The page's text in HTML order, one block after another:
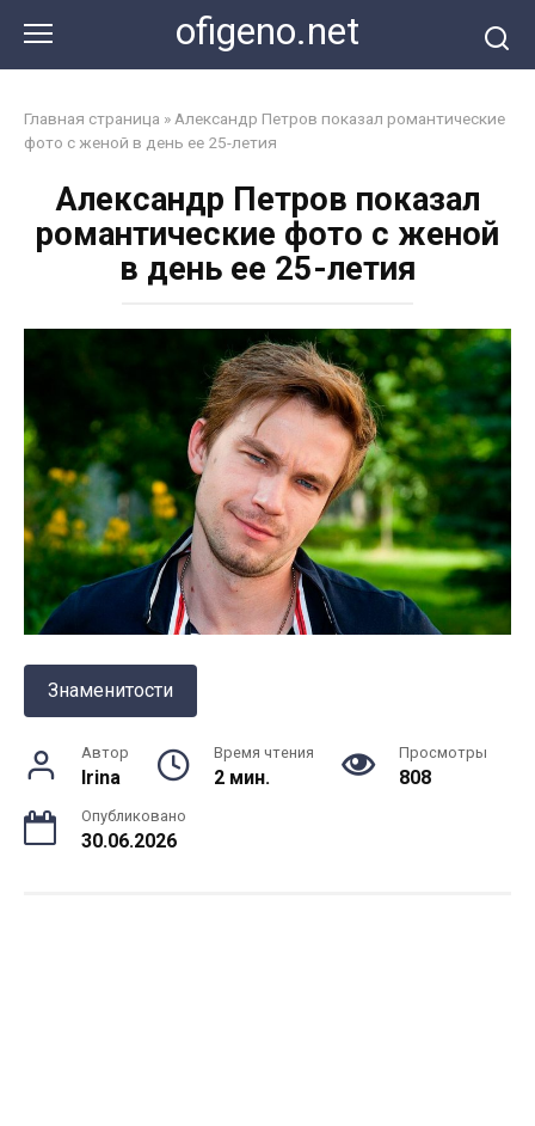
контенту
ofigeno.net
Главная страница » Александр Петров показал романтические
фото с женой в день ее 25-летия
Александр Петров показал
романтические фото с женой
в день ее 25-летия
Знаменитости
Автор
Irina
Время чтения
2 мин.
Просмотры
808
Опубликовано
30.06.2026